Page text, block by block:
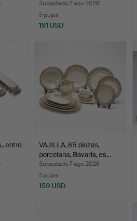
Subastado 7 ago 2026
5 pujas
191 USD
entre
VAJILLA, 65 piezas,
porcelana, Bavaria, es…
Subastado 7 ago 2026
5 pujas
159 USD